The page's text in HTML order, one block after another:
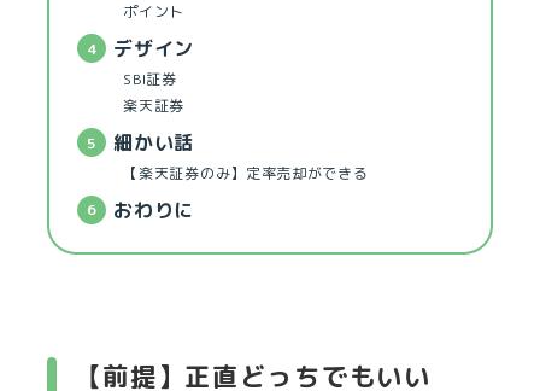
ポイント
デザイン
SBI証券
楽天証券
細かい話
【楽天証券のみ】定率売却ができる
おわりに
【前提】正直どっちでもいい